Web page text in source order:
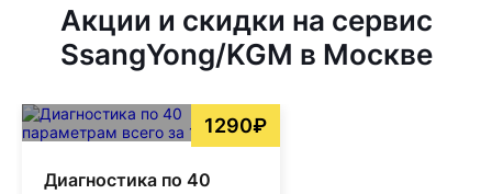
Акции и скидки на сервис
SsangYong/KGM в Москве
1290₽
Диагностика по 40